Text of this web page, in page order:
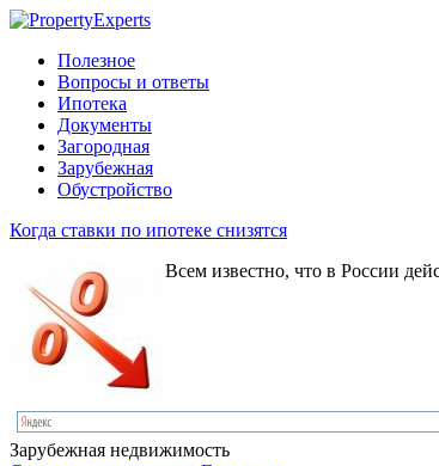
Полезное
Вопросы и ответы
Ипотека
Документы
Загородная
Зарубежная
Обустройство
Когда ставки по ипотеке снизятся
Всем известно, что в России
Зарубежная недвижимость